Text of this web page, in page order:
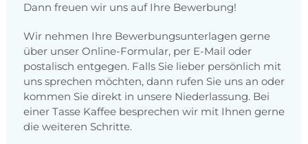
Dann freuen wir uns auf Ihre Bewerbung!
Wir nehmen Ihre Bewerbungsunterlagen gerne
über unser Online-Formular, per E-Mail oder
postalisch entgegen. Falls Sie lieber persönlich mit
uns sprechen möchten, dann rufen Sie uns an oder
kommen Sie direkt in unsere Niederlassung. Bei
einer Tasse Kaffee besprechen wir mit Ihnen gerne
die weiteren Schritte.